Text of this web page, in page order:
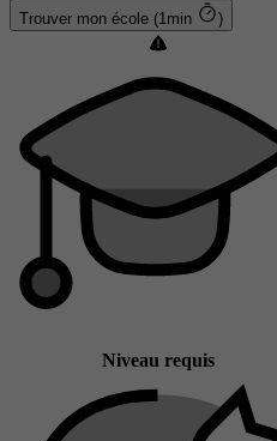
Trouver mon école (1min )
Niveau requis